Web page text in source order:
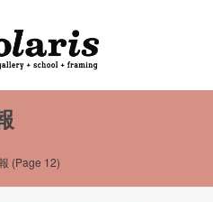
(Page 12)